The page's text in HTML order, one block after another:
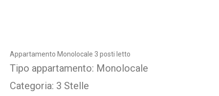
Appartamento Monolocale 3 posti letto
Tipo appartamento: Monolocale
Categoria: 3 Stelle